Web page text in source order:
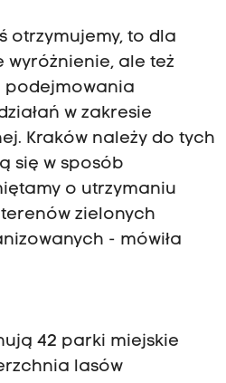
otrzymujemy, to dla
wyróżnienie, ale też
podejmowania
w zakresie
Kraków należy do tych
się w sposób
o utrzymaniu
zielonych
- mówiła
42 parki miejskie
lasów